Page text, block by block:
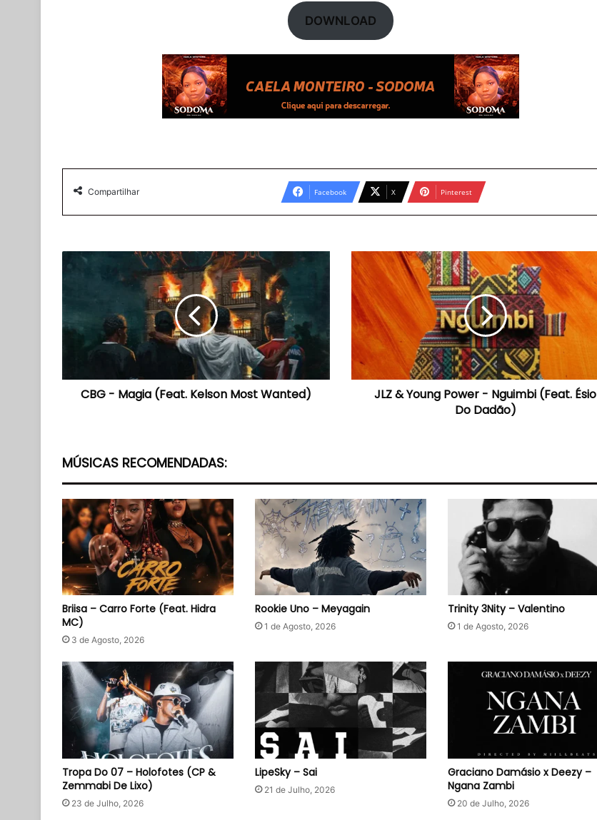
DOWNLOAD
Compartilhar Facebook X Pinterest
Most
Wanted)
CBG - Magia (Feat. Kelson Most Wanted)
JLZ
&
Young
Power
Nguimbi
(Feat.
Ésio
Do
Dadão)JLZ & Young Power - Nguimbi (Feat. Ésio
Do Dadão)
MÚSICAS RECOMENDADAS:
Briisa – Carro Forte (Feat. Hidra
MC)
3 de Agosto, 2026
Rookie Uno – Meyagain
1 de Agosto, 2026
Trinity 3Nity – Valentino
1 de Agosto, 2026
Tropa Do 07 – Holofotes (CP &
Zemmabi De Lixo)
23 de Julho, 2026
LipeSky – Sai
21 de Julho, 2026
Graciano Damásio x Deezy –
Ngana Zambi
20 de Julho, 2026